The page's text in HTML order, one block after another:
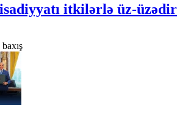
itkilərlə üz-üzədir